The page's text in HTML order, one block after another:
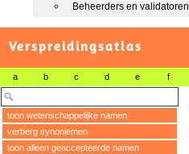
Beheerders en validatoren
Verspreidingsatlas
a b c d e f
toon wetenschappelijke namen
verberg synoniemen
toon alleen geaccepteerde namen